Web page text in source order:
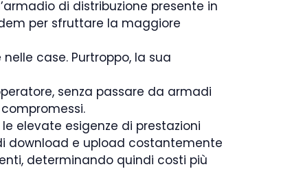
di distribuzione presente in
per sfruttare la maggiore
case. Purtroppo, la sua
senza passare da armadi
elevate esigenze di prestazioni
download e upload costantemente
determinando quindi costi più